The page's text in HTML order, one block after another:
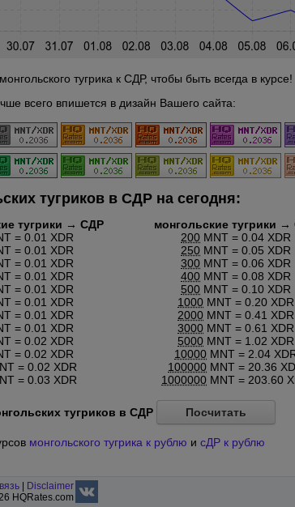
тугрика к СДР, чтобы быть всегда в курсе!
всего впишется в дизайн Вашего сайта:
тугриков в СДР на сегодня:
тугрики → СДР
= 0.01 XDR
= 0.01 XDR
= 0.01 XDR
= 0.01 XDR
= 0.01 XDR
= 0.01 XDR
= 0.01 XDR
= 0.01 XDR
= 0.02 XDR
= 0.02 XDR
= 0.02 XDR
= 0.03 XDR
монгольские тугрики
200 MNT = 0.04 XDR
250 MNT = 0.05 XDR
300 MNT = 0.06 XDR
400 MNT = 0.08 XDR
500 MNT = 0.10 XDR
1000 MNT = 0.20 XDR
2000 MNT = 0.41 XDR
3000 MNT = 0.61 XDR
5000 MNT = 1.02 XDR
10000 MNT = 2.04
100000 MNT = 20.36
1000000 MNT = 203.60
тугриков в СДР Посчитать
монгольского тугрика к рублю и сДР к рублю
Disclaimer
HQRates.com